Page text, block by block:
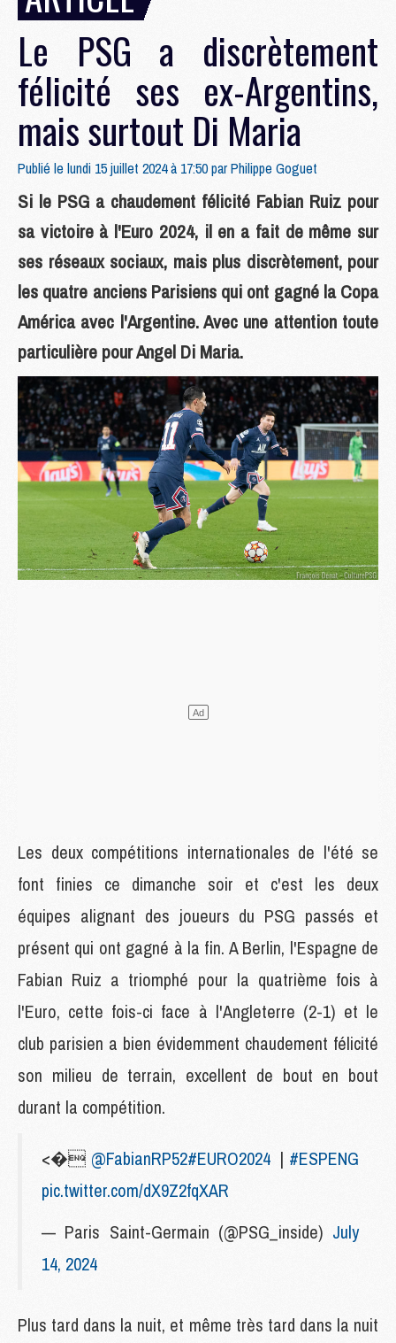
Le PSG a discrètement
félicité ses ex-Argentins,
mais surtout Di Maria
Publié le lundi 15 juillet 2024 à 17:50 parPhilippe Goguet
Si le PSG a chaudement félicité Fabian Ruiz pour
sa victoire à l'Euro 2024, il en a fait de même sur
ses réseaux sociaux, mais plus discrètement, pour
les quatre anciens Parisiens qui ont gagné la Copa
América avec l'Argentine. Avec une attention toute
particulière pour Angel Di Maria.
Les deux compétitions internationales de l'été se
font finies ce dimanche soir et c'est les deux
équipes alignant des joueurs du PSG passés et
présent qui ont gagné à la fin. A Berlin, l'Espagne de
Fabian Ruiz a triomphé pour la quatrième fois à
l'Euro, cette fois-ci face à l'Angleterre (2-1) et le
club parisien a bien évidemment chaudement félicité
son milieu de terrain, excellent de bout en bout
durant la compétition.
<� @FabianRP52#EURO2024| #ESPENG
pic.twitter.com/dX9Z2fqXAR
— Paris Saint-Germain (@PSG_inside) July
14, 2024
Plus tard dans la nuit, et même très tard dans la nuit